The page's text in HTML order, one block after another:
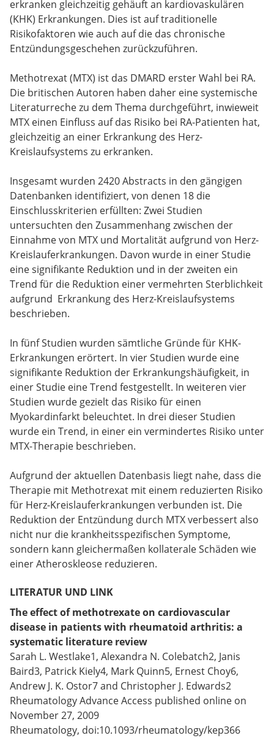
erkranken gleichzeitig gehäuft an kardiovaskulären
(KHK) Erkrankungen. Dies ist auf traditionelle
Risikofaktoren wie auch auf die das chronische
Entzündungsgeschehen zurückzuführen.
Methotrexat (MTX) ist das DMARD erster Wahl bei RA.
Die britischen Autoren haben daher eine systemische
Literaturreche zu dem Thema durchgeführt, inwieweit
MTX einen Einfluss auf das Risiko bei RA-Patienten hat,
gleichzeitig an einer Erkrankung des Herz-
Kreislaufsystems zu erkranken.
Insgesamt wurden 2420 Abstracts in den gängigen
Datenbanken identifiziert, von denen 18 die
Einschlusskriterien erfüllten: Zwei Studien
untersuchten den Zusammenhang zwischen der
Einnahme von MTX und Mortalität aufgrund von Herz-
Kreislauferkrankungen. Davon wurde in einer Studie
eine signifikante Reduktion und in der zweiten ein
Trend für die Reduktion einer vermehrten Sterblichkeit
aufgrund Erkrankung des Herz-Kreislaufsystems
beschrieben.
In fünf Studien wurden sämtliche Gründe für KHK-
Erkrankungen erörtert. In vier Studien wurde eine
signifikante Reduktion der Erkrankungshäufigkeit, in
einer Studie eine Trend festgestellt. In weiteren vier
Studien wurde gezielt das Risiko für einen
Myokardinfarkt beleuchtet. In drei dieser Studien
wurde ein Trend, in einer ein vermindertes Risiko unter
MTX-Therapie beschrieben.
Aufgrund der aktuellen Datenbasis liegt nahe, dass die
Therapie mit Methotrexat mit einem reduzierten Risiko
für Herz-Kreislauferkrankungen verbunden ist. Die
Reduktion der Entzündung durch MTX verbessert also
nicht nur die krankheitsspezifischen Symptome,
sondern kann gleichermaßen kollaterale Schäden wie
einer Atheroskleose reduzieren.
LITERATUR UND LINK
The effect of methotrexate on cardiovascular
disease in patients with rheumatoid arthritis: a
systematic literature review
Sarah L. Westlake1, Alexandra N. Colebatch2, Janis
Baird3, Patrick Kiely4, Mark Quinn5, Ernest Choy6,
Andrew J. K. Ostor7 and Christopher J. Edwards2
Rheumatology Advance Access published online on
November 27, 2009
Rheumatology, doi:10.1093/rheumatology/kep366